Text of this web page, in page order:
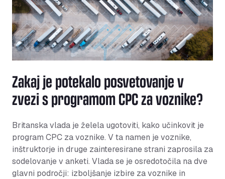
Zakaj je potekalo posvetovanje v
zvezi s programom CPC za voznike?
Britanska vlada je želela ugotoviti, kako učinkovit je
program CPC za voznike. V ta namen je voznike,
inštruktorje in druge zainteresirane strani zaprosila za
sodelovanje v anketi. Vlada se je osredotočila na dve
glavni področji: izboljšanje izbire za voznike in